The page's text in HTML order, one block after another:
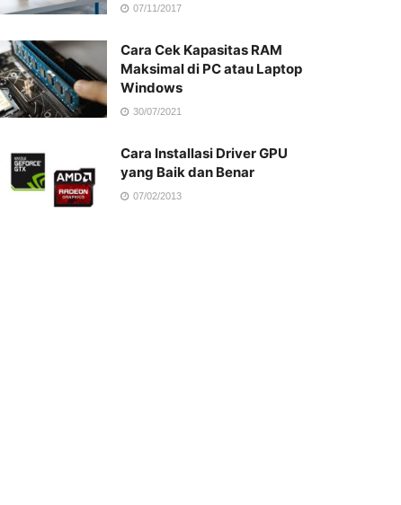
07/11/2017
Cara Cek Kapasitas RAM
Maksimal di PC atau Laptop
Windows
30/07/2021
Cara Installasi Driver GPU
yang Baik dan Benar
07/02/2013